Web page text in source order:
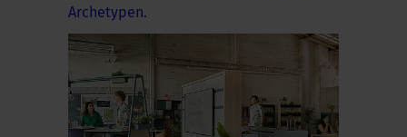
Archetypen.